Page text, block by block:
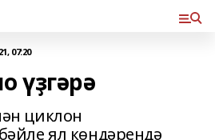
07:20
үҙгәрә
циклон
ял көндәрендә